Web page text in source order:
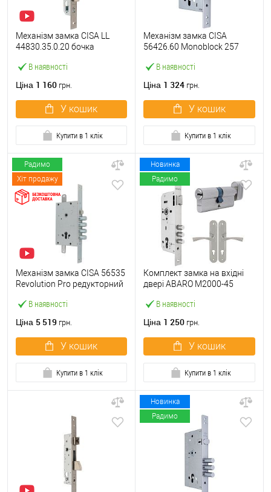
В наявності
Механізм замка CISA LL
44830.35.0.20 бочка
нержавіюча сталь
Ціна 1 160 грн.
У кошик
Купити в 1 клік
В наявності
Механізм замка CISA
56426.60 Monoblock 257
Ціна 1 324 грн.
У кошик
Купити в 1 клік
Радимо
Хіт продажу
В наявності
Механізм замка CISA 56535
Revolution Pro редукторний
(BS67,5*85мм) хром
Ціна 5 519 грн.
У кошик
Купити в 1 клік
Новинка
Радимо
В наявності
Комплект замка на вхідні
двері ABARO M2000-45
B100 60T і ручками KEDR
Ціна 1 250 грн.
У кошик
Купити в 1 клік
Новинка
Радимо